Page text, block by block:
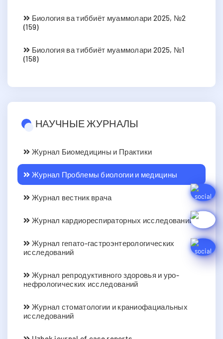
Биология ва тиббиёт муаммолари 2025, №2
(159)
Биология ва тиббиёт муаммолари 2025, №1
(158)
НАУЧНЫЕ ЖУРНАЛЫ
Журнал Биомедицины и Практики
Журнал Проблемы биологии и медицины
Журнал вестник врача
Журнал кардиореспираторных исследований
Журнал гепато-гастроэнтерологических
исследований
Журнал репродуктивного здоровья и уро-
нефрологических исследований
Журнал стоматологии и краниофациальных
исследований